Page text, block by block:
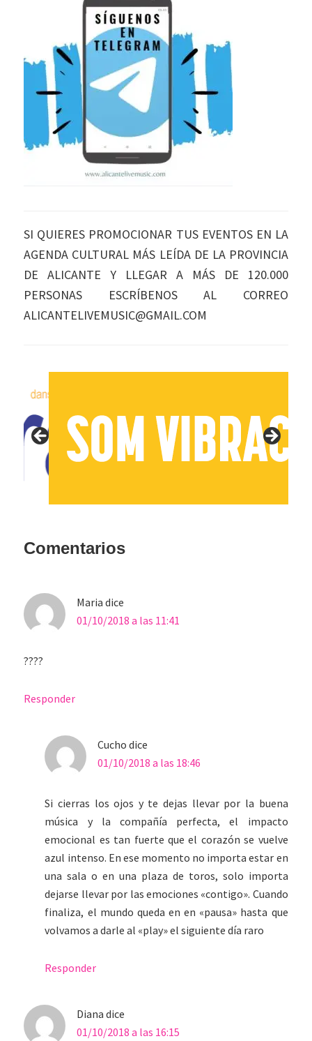
SI QUIERES PROMOCIONAR TUS EVENTOS EN LA
AGENDA CULTURAL MÁS LEÍDA DE LA PROVINCIA
DE ALICANTE Y LLEGAR A MÁS DE 120.000
PERSONAS ESCRÍBENOS AL CORREO
ALICANTELIVEMUSIC@GMAIL.COM
Interacciones
los
lectores
Comentarios
Maria dice
01/10/2018 a las 11:41
????
Responder
Cucho dice
01/10/2018 a las 18:46
Si cierras los ojos y te dejas llevar por la buena
música y la compañía perfecta, el impacto
emocional es tan fuerte que el corazón se vuelve
azul intenso. En ese momento no importa estar en
una sala o en una plaza de toros, solo importa
dejarse llevar por las emociones «contigo». Cuando
finaliza, el mundo queda en en «pausa» hasta que
volvamos a darle al «play» el siguiente día raro
Responder
Diana dice
01/10/2018 a las 16:15